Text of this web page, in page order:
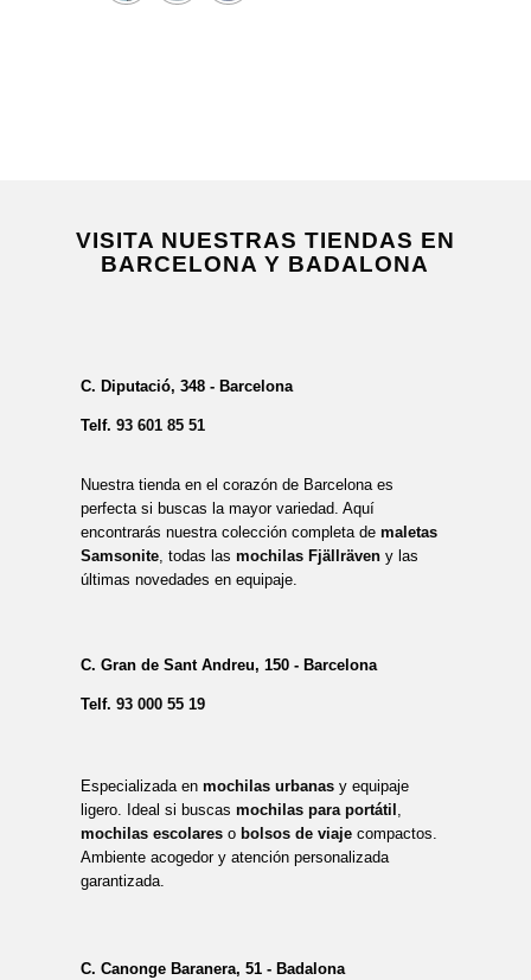
VISITA NUESTRAS TIENDAS EN
BARCELONA Y BADALONA
C. Diputació, 348 - Barcelona
Telf. 93 601 85 51
Nuestra tienda en el corazón de Barcelona es
perfecta si buscas la mayor variedad. Aquí
encontrarás nuestra colección completa de maletas
Samsonite, todas las mochilas Fjällräveny las
últimas novedades en equipaje.
C. Gran de Sant Andreu, 150 - Barcelona
Telf. 93 000 55 19
Especializada en mochilas urbanasy equipaje
ligero. Ideal si buscas mochilas para portátil ,
mochilas escolareso bolsos de viajecompactos.
Ambiente acogedor y atención personalizada
garantizada.
C. Canonge Baranera, 51 - Badalona